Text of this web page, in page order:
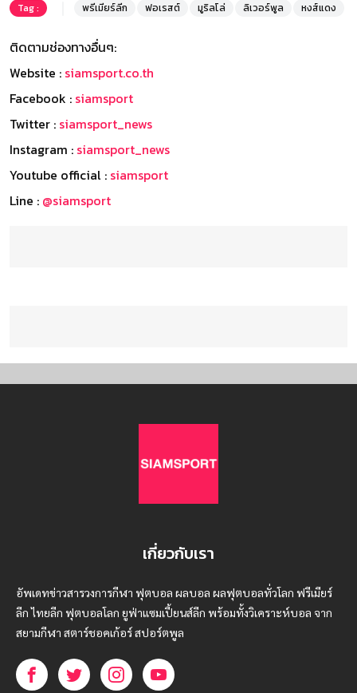
Tag : พรีเมียร์ลีก ฟอเรสต์ มูริลโล่ ลิเวอร์พูล หงส์แดง
ติดตามช่องทางอื่นๆ:
Website : siamsport.co.th
Facebook : siamsport
Twitter : siamsport_news
Instagram : siamsport_news
Youtube official : siamsport
Line : @siamsport
เกี่ยวกับเรา
อัพเดทข่าวสารวงการกีฬา ฟุตบอล ผลบอล ผลฟุตบอลทั่วโลก ฟรีเมียร์
ลีก ไทยลีก ฟุตบอลโลก ยูฟ่าแซมเปี้ยนส์ลีก พร้อมทั้งวิเคราะห์บอล จาก
สยามกีฬา สตาร์ชอคเก้อร์ สปอร์ตพูล